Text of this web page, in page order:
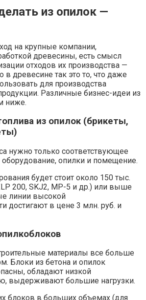
из опилок —
на крупные компании,
древесины, есть смысл
отходов их производства —
в древесине так это то, что даже
для производства
Различные бизнес-идеи из
ниже.
из опилок (брикеты,
нужно только соответствующее
оборудование, опилки и помещение.
будет стоит около 150 тыс.
200, SKJ2, МР-5 и др.) или выше
линии высокой
достигают в цене 3 млн. руб. и
материалы все больше
Блоки из бетона и опилок
обладают низкой
выдерживают большие нагрузки.
блоков в больших объемах (для